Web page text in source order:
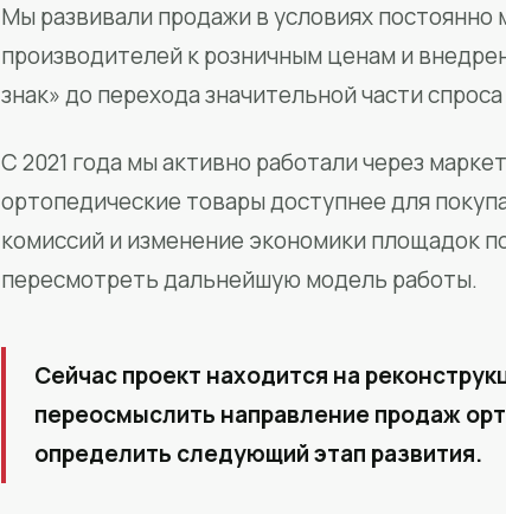
Мы развивали продажи в условиях
производителей к розничным ценам и
знак» до перехода значительной части
С 2021 года мы активно работали через
ортопедические товары доступнее для
комиссий и изменение экономики площадок
пересмотреть дальнейшую модель работы.
Сейчас проект находится на
переосмыслить направление продаж
определить следующий этап развития.